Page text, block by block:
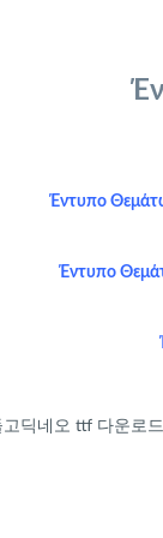
Έντυπο
Έντυπο
고딕네오 ttf 다운로드